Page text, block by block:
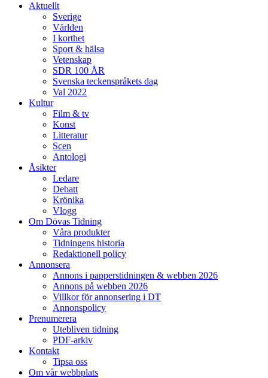
Aktuellt
Sverige
Världen
I korthet
Sport & hälsa
Vetenskap
SDR 100 ÅR
Svenska teckenspråkets dag
Val 2022
Kultur
Film & tv
Konst
Litteratur
Scen
Antologi
Åsikter
Ledare
Debatt
Krönika
Vlogg
Om Dövas Tidning
Våra produkter
Tidningens historia
Redaktionell policy
Annonsera
Annons i papperstidningen & webben 2026
Annons på webben 2026
Villkor för annonsering i DT
Annonspolicy
Prenumerera
Utebliven tidning
PDF-arkiv
Kontakt
Tipsa oss
Om vår webbplats